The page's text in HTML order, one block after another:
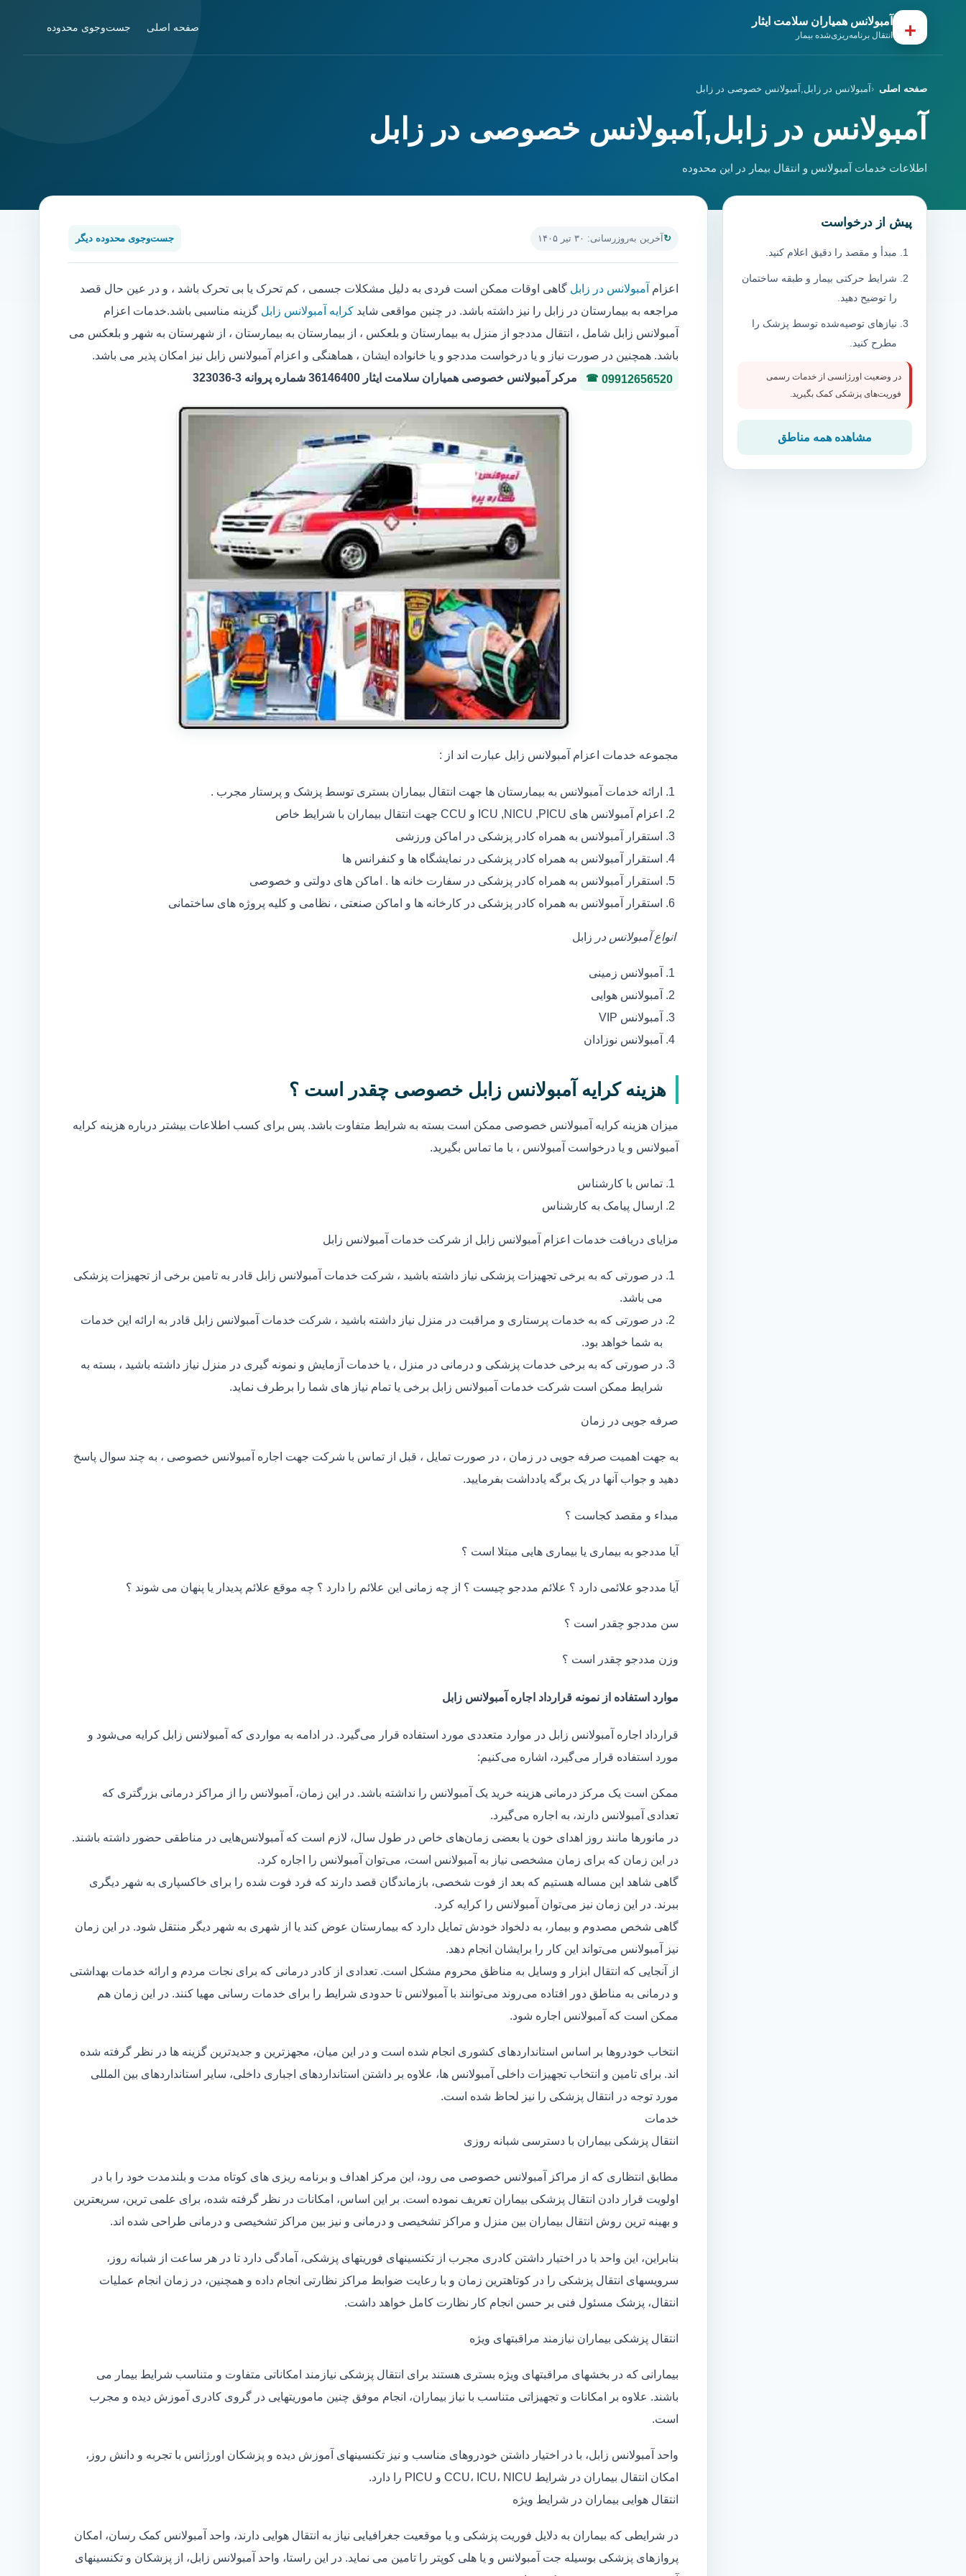
+ آمبولانس همیاران سلامت ایثار
انتقال برنامه‌ریزی‌شده بیمار
صفحه اصلی جست‌وجوی محدوده
صفحه اصلی آمبولانس در زابل,آمبولانس خصوصی در زابل
آمبولانس در زابل,آمبولانس خصوصی در زابل
اطلاعات خدمات آمبولانس و انتقال بیمار در این محدوده
آخرین به‌روزرسانی: ۳۰ تیر ۱۴۰۵ جست‌وجوی محدوده دیگر
اعزام آمبولانس در زابل گاهی اوقات ممکن است فردی به دلیل مشکلات جسمی ، کم تحرک یا بی تحرک باشد ، و در عین حال قصد
مراجعه به بیمارستان در زابل را نیز داشته باشد. در چنین مواقعی شاید کرایه آمبولانس زابل گزینه مناسبی باشد.خدمات اعزام
آمبولانس زابل شامل ، انتقال مددجو از منزل به بیمارستان و بلعکس ، از بیمارستان به بیمارستان ، از شهرستان به شهر و بلعکس می
باشد. همچنین در صورت نیاز و یا درخواست مددجو و یا خانواده ایشان ، هماهنگی و اعزام آمبولانس زابل نیز امکان پذیر می باشد.
09912656520
مرکر آمبولانس خصوصی همیاران سلامت ایثار 36146400 شماره پروانه 3-323036
مجموعه خدمات اعزام آمبولانس زابل عبارت اند از :
ارائه خدمات آمبولانس به بیمارستان ها جهت انتقال بیماران بستری توسط پزشک و پرستار مجرب .
اعزام آمبولانس های ICU ,NICU ,PICU و CCU جهت انتقال بیماران با شرایط خاص
استقرار آمبولانس به همراه کادر پزشکی در اماکن ورزشی
استقرار آمبولانس به همراه کادر پزشکی در نمایشگاه ها و کنفرانس ها
استقرار آمبولانس به همراه کادر پزشکی در سفارت خانه ها . اماکن های دولتی و خصوصی
استقرار آمبولانس به همراه کادر پزشکی در کارخانه ها و اماکن صنعتی ، نظامی و کلیه پروژه های ساختمانی
انواع آمبولانس در زابل
آمبولانس زمینی
آمبولانس هوایی
آمبولانس VIP
آمبولانس نوزادان
هزینه کرایه آمبولانس زابل خصوصی چقدر است ؟
میزان هزینه کرایه آمبولانس خصوصی ممکن است بسته به شرایط متفاوت باشد. پس برای کسب اطلاعات بیشتر درباره هزینه کرایه
آمبولانس و یا درخواست آمبولانس ، با ما تماس بگیرید.
تماس با کارشناس
ارسال پیامک به کارشناس
مزایای دریافت خدمات اعزام آمبولانس زابل از شرکت خدمات آمبولانس زابل
در صورتی که به برخی تجهیزات پزشکی نیاز داشته باشید ، شرکت خدمات آمبولانس زابل قادر به تامین برخی از تجهیزات پزشکی
می باشد.
در صورتی که به خدمات پرستاری و مراقبت در منزل نیاز داشته باشید ، شرکت خدمات آمبولانس زابل قادر به ارائه این خدمات
به شما خواهد بود.
در صورتی که به برخی خدمات پزشکی و درمانی در منزل ، یا خدمات آزمایش و نمونه گیری در منزل نیاز داشته باشید ، بسته به
شرایط ممکن است شرکت خدمات آمبولانس زابل برخی یا تمام نیاز های شما را برطرف نماید.
صرفه جویی در زمان
به جهت اهمیت صرفه جویی در زمان ، در صورت تمایل ، قبل از تماس با شرکت جهت اجاره آمبولانس خصوصی ، به چند سوال پاسخ
دهید و جواب آنها در یک برگه یادداشت بفرمایید.
مبداء و مقصد کجاست ؟
آیا مددجو به بیماری یا بیماری هایی مبتلا است ؟
آیا مددجو علائمی دارد ؟ علائم مددجو چیست ؟ از چه زمانی این علائم را دارد ؟ چه موقع علائم پدیدار یا پنهان می شوند ؟
سن مددجو چقدر است ؟
وزن مددجو چقدر است ؟
موارد استفاده از نمونه قرارداد اجاره آمبولانس زابل
قرارداد اجاره آمبولانس زابل در موارد متعددی مورد استفاده قرار می‌گیرد. در ادامه به مواردی که آمبولانس زابل کرایه می‌شود و
مورد استفاده قرار می‌گیرد، اشاره می‌کنیم:
ممکن است یک مرکز درمانی هزینه خرید یک آمبولانس را نداشته باشد. در این زمان، آمبولانس را از مراکز درمانی بزرگتری که
تعدادی آمبولانس دارند، به اجاره می‌گیرد.
در مانور‌ها مانند روز اهدای خون یا بعضی زمان‌های خاص در طول سال، لازم است که آمبولانس‌هایی در مناطقی حضور داشته باشند.
در این زمان که برای زمان مشخصی نیاز به آمبولانس است، می‌توان آمبولانس را اجاره کرد.
گاهی شاهد این مساله هستیم که بعد از فوت شخصی، بازماندگان قصد دارند که فرد فوت شده را برای خاکسپاری به شهر دیگری
ببرند. در این زمان نیز می‌توان آمبولانس را کرایه کرد.
گاهی شخص مصدوم و بیمار، به دلخواد خودش تمایل دارد که بیمارستان عوض کند یا از شهری به شهر دیگر منتقل شود. در این زمان
نیز آمبولانس می‌تواند این کار را برایشان انجام دهد.
از آنجایی که انتقال ابزار و وسایل به مناظق محروم مشکل است. تعدادی از کادر درمانی که برای نجات مردم و ارائه خدمات بهداشتی
و درمانی به مناطق دور افتاده می‌روند می‌توانند با آمبولانس تا حدودی شرایط را برای خدمات رسانی مهیا کنند. در این زمان هم
ممکن است که آمبولانس اجاره شود.
انتخاب خودروها بر اساس استانداردهای کشوری انجام شده است و در این میان، مجهزترین و جدیدترین گزینه ها در نظر گرفته شده
اند. برای تامین و انتخاب تجهیزات داخلی آمبولانس ها، علاوه بر داشتن استانداردهای اجباری داخلی، سایر استانداردهای بین المللی
مورد توجه در انتقال پزشکی را نیز لحاظ شده است.
خدمات
انتقال پزشکی بیماران با دسترسی شبانه روزی
مطابق انتظاری که از مراکز آمبولانس خصوصی می رود، این مرکز اهداف و برنامه ریزی های کوتاه مدت و بلندمدت خود را با در
اولویت قرار دادن انتقال پزشکی بیماران تعریف نموده است. بر این اساس، امکانات در نظر گرفته شده، برای علمی ترین، سریعترین
و بهینه ترین روش انتقال بیماران بین منزل و مراکز تشخیصی و درمانی و نیز بین مراکز تشخیصی و درمانی طراحی شده اند.
بنابراین، این واحد با در اختیار داشتن کادری مجرب از تکنسینهای فوریتهای پزشکی، آمادگی دارد تا در هر ساعت از شبانه روز،
سرویسهای انتقال پزشکی را در کوتاهترین زمان و با رعایت ضوابط مراکز نظارتی انجام داده و همچنین، در زمان انجام عملیات
انتقال، پزشک مسئول فنی بر حسن انجام کار نظارت کامل خواهد داشت.
انتقال پزشکی بیماران نیازمند مراقبتهای ویژه
بیمارانی که در بخشهای مراقبتهای ویژه بستری هستند برای انتقال پزشکی نیازمند امکاناتی متفاوت و متناسب شرایط بیمار می
باشند. علاوه بر امکانات و تجهیزاتی متناسب با نیاز بیماران، انجام موفق چنین ماموریتهایی در گروی کادری آموزش دیده و مجرب
است.
واحد آمبولانس زابل، با در اختیار داشتن خودروهای مناسب و نیز تکنسینهای آموزش دیده و پزشکان اورژانس با تجربه و دانش روز،
امکان انتقال بیماران در شرایط CCU، ICU، NICU و PICU را دارد.
انتقال هوایی بیماران در شرایط ویژه
در شرایطی که بیماران به دلایل فوریت پزشکی و یا موقعیت جغرافیایی نیاز به انتقال هوایی دارند، واحد آمبولانس کمک رسان، امکان
پروازهای پزشکی بوسیله جت آمبولانس و یا هلی کوپتر را تامین می نماید. در این راستا، واحد آمبولانس زابل، از پزشکان و تکنسینهای
پیش از درخواست
مبدأ و مقصد را دقیق اعلام کنید.
شرایط حرکتی بیمار و طبقه ساختمان
را توضیح دهید.
نیازهای توصیه‌شده توسط پزشک را
مطرح کنید.
در وضعیت اورژانسی از خدمات رسمی
فوریت‌های پزشکی کمک بگیرید.
مشاهده همه مناطق